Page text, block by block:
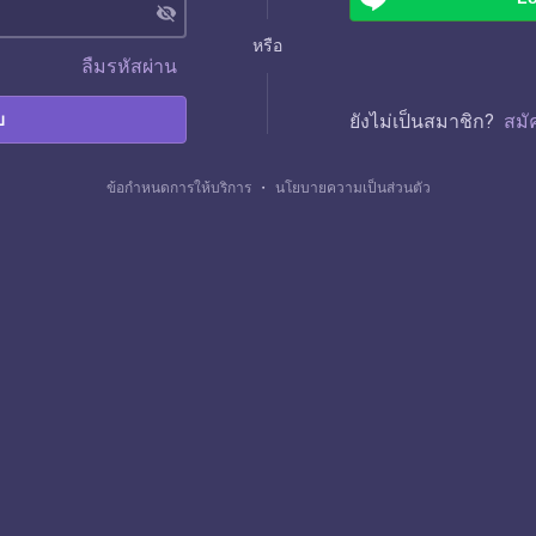
visibility_off
ลืมรหัสผ่าน
หรือ
ยังไม่เป็นสมาชิก? สมั
ข้อกำหนดการให้บริการ ・ นโยบายความเป็นส่วนตัว